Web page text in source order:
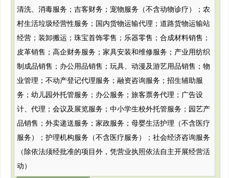
清洗、消毒服务；吉客财务；宠物服务（不含动物诊疗）；农
村生活垃圾经营性服务；国内货物运输代理；道路货物运输站
经营；装卸搬运；珠宝首饰零售；乐器零售；合成材料销售；
皮革销售；高企财务服务；家具安装和维修服务；产业用纺织
制成品销售；办公用品销售；玩具、动漫及游艺用品销售；物
业管理；不动产登记代理服务；融资咨询服务；招生辅助服
务；幼儿园外托管服务；办公服务；旅客票务代理；广告设
计、代理；会议及展览服务；中小学生校外托管服务；园艺产
品销售；外卖递送服务；家政服务；母婴生活护理（不含医疗
服务）；护理机构服务（不含医疗服务）；社会经济咨询服务
（除依法须经批准的项目外，凭营业执照依法自主开展经营活
动）